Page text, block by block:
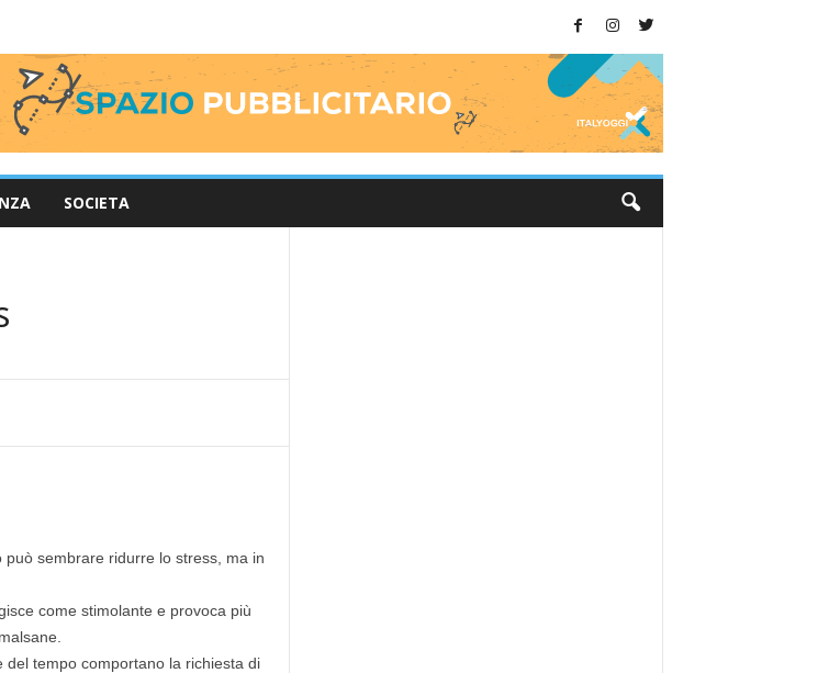
SOCIETA
può sembrare ridurre lo stress, ma in
come stimolante e provoca più
del tempo comportano la richiesta di